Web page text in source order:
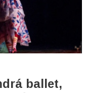
ballet,